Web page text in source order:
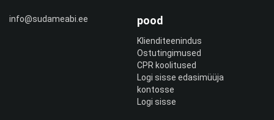
info@sudameabi.ee pood
Klienditeenindus
Ostutingimused
CPR koolitused
Logi sisse edasimüüja
kontosse
Logi sisse